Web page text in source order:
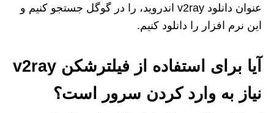
عنوان دانلود v2ray اندروید، را در گوگل جستجو کنیم و
این نرم افزار را دانلود کنیم.
آیا برای استفاده از فیلترشکن v2ray
نیاز به وارد کردن سرور است؟